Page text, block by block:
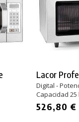
Lacor
Digital -
Capacidad 25
526,80 €